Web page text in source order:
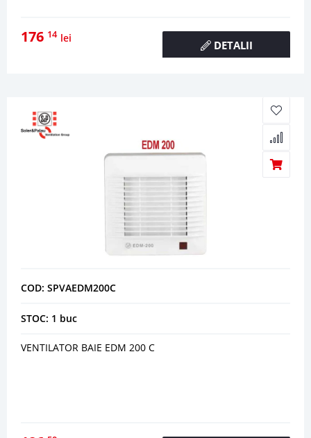
176 14 lei
DETALII
COD: SPVAEDM200C
STOC: 1 buc
VENTILATOR BAIE EDM 200 C